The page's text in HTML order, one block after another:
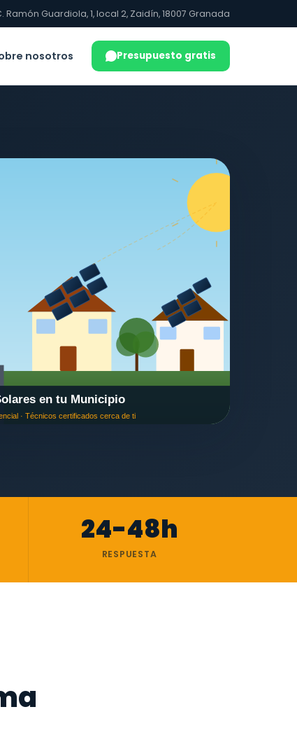
Ramón Guardiola, 1, local 2, Zaidín, 18007 Granada
nosotros Presupuesto gratis
24-48h
RESPUESTA